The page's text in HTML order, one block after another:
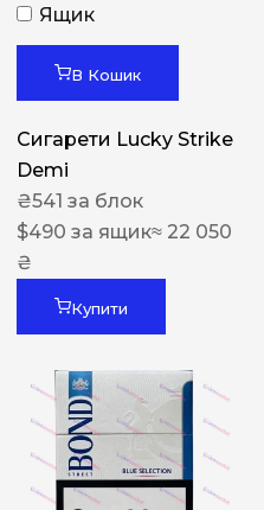
Ящик
В Кошик
Сигарети Lucky Strike
Demi
₴541 за блок
$490 за ящик≈ 22 050
₴
Купити